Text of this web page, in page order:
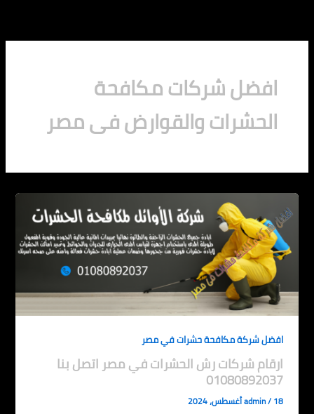
المحتوى
افضل شركات مكافحة
الحشرات والقوارض فى مصر
افضل شركة مكافحة حشرات في مصر
ارقام شركات رش الحشرات في مصر اتصل بنا
01080892037
admin/18 أغسطس، 2024